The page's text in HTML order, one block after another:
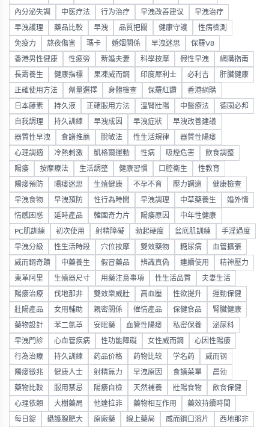
內分泌失調 中医疗法 行为治疗 早洩改善建议 早洩治疗
早洩護理 藥品比較 早洩 品質把關 健康守護 性病檢測
免疫力 熬夜傷害 瑪卡 婚姻關係 早洩迷思 保羅V8
香港男性健康 性疲勞 新婚夫妻 科學按摩 假性早洩 網購指南
長壽養生 健康指標 果凍威而鋼 印度犀利士 必利吉 肝臟健康
正確使用方法 劑量選擇 身體檢查 保羅紅鑽 香港網購
日本藤素 持久液 正確服用方法 溫腎壯陽 中醫療法 德國必邦
自我調理 持久訓練 早洩成因 早洩症狀 早洩改善建議
器質性早洩 食譜推薦 脫敏法 性生活規律 器質性陽痿
心理調適 冷熱刺激 凱格爾運動 性病 吸煙危害 飲食調整
陽痿 按摩療法 生活調整 健康習慣 口腔衛生 性教育
陽痿預防 陽痿迷思 生殖健康 不孕不育 壓力調適 健康檢查
早洩食物 早洩預防 性行為時間 早洩調理 中草藥養生 婚外情
情感困惑 延時產品 韓國奇力片 陽痿原因 中年性健康
PC肌訓練 初次使用 射精障礙 勃起硬度 盆底肌訓練 手淫過度
早洩分級 性生活時段 穴位按摩 雙效藥物 糖尿病 血管擴張
威而鋼奇蹟 中藥養生 假冒藥品 辨識真偽 連續使用 精神壓力
東革阿里 生殖器尺寸 用藥注意事項 性生活品質 夫妻生活
陽痿治療 伐地那非 雙效樂威壯 高血壓 性欲提升 運動保健
壯陽產品 女用輔助 親密關係 催情產品 保健食品 腎臟健康
藥物設計 苯二氮䓬 安眠藥 血管性陽痿 私密保養 泌尿科
早洩門診 心血管疾病 性功能障礙 女性威而鋼 心因性陽痿
行為治療 持久訓練 药品价格 药物比较 学名药 威而钢
陽痿徵兆 健康人士 射精無力 早洩原因 食譜菜單 晨勃
藥物比較 服用禁忌 陽痿自檢 天然補養 壯陽食物 飲食保健
心理依賴 大樹藥局 他達拉非 藥物相互作用 藥效持續時間
每日錠 攝護腺肥大 原廠藥 線上藥局 威而鋼口溶片 西地那非